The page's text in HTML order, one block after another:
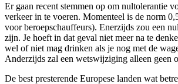
Er gaan recent stemmen op om nultolerantie
verkeer in te voeren. Momenteel is de norm
voor beroepschauffeurs). Enerzijds zou een
zijn. Je hoeft in dat geval niet meer na te
wel of niet mag drinken als je nog met de
Anderzijds zal een wetswijziging alleen geen
De best presterende Europese landen wat